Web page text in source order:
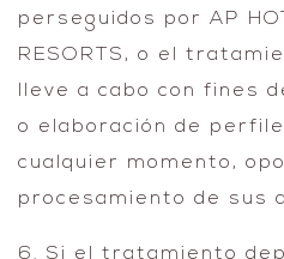
perseguidos por AP
RESORTS, o el
lleve a cabo con fines
o elaboración de
cualquier momento,
procesamiento de sus
6. Si el tratamiento